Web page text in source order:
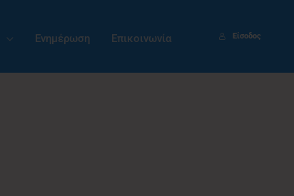
Ενημέρωση Επικοινωνία Είσοδος